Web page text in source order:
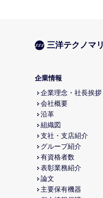
三洋テクノマ
企業情報
企業理念・社長挨拶
会社概要
沿革
組織図
支社・支店紹介
グループ紹介
有資格者数
表彰業務紹介
論文
主要保有機器